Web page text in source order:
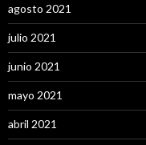
agosto 2021
julio 2021
junio 2021
mayo 2021
abril 2021